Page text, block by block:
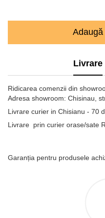
Livrare
Ridicarea comenzii din
Adresa showroom: Chisinau,
Livrare curier in Chisianu - 70
Livrare prin curier orase/sate
Garanția pentru produsele